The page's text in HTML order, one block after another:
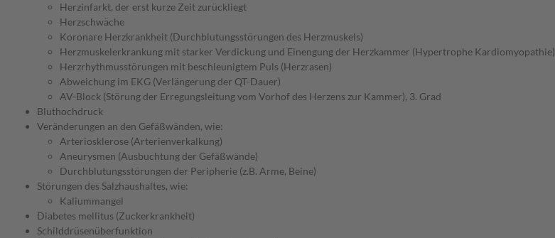
Herzinfarkt, der erst kurze Zeit zurückliegt
Herzschwäche
Koronare Herzkrankheit (Durchblutungsstörungen des Herzmuskels)
Herzmuskelerkrankung mit starker Verdickung und Einengung der Herzkammer (Hypertrophe Kardiomyopathie)
Herzrhythmusstörungen mit beschleunigtem Puls (Herzrasen)
Abweichung im EKG (Verlängerung der QT-Dauer)
AV-Block (Störung der Erregungsleitung vom Vorhof des Herzens zur Kammer), 3. Grad
Bluthochdruck
Veränderungen an den Gefäßwänden, wie:
Arteriosklerose (Arterienverkalkung)
Aneurysmen (Ausbuchtung der Gefäßwände)
Durchblutungsstörungen der Peripherie (z.B. Arme, Beine)
Störungen des Salzhaushaltes, wie:
Kaliummangel
Diabetes mellitus (Zuckerkrankheit)
Schilddrüsenüberfunktion